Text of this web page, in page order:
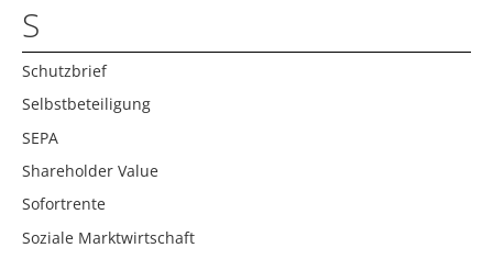
S
Schutzbrief
Selbstbeteiligung
SEPA
Shareholder Value
Sofortrente
Soziale Marktwirtschaft